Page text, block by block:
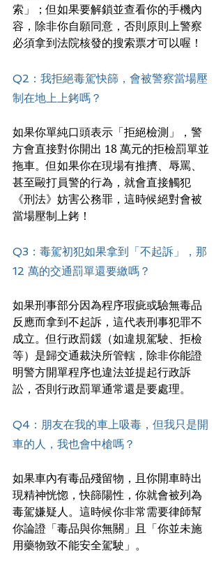
索」；但如果要解鎖並查看你的手機內
容，除非你自願同意，否則原則上警察
必須拿到法院核發的搜索票才可以喔！
Q2：我拒絕毒駕快篩，會被警察當場壓
制在地上上銬嗎？
如果你單純口頭表示「拒絕檢測」，警
方會直接對你開出 18 萬元的拒檢罰單並
拖車。但如果你在現場有推擠、辱罵、
甚至毆打員警的行為，就會直接觸犯
《刑法》妨害公務罪，這時候絕對會被
當場壓制上銬！
Q3：毒駕初犯如果拿到「不起訴」，那
12 萬的交通罰單還要繳嗎？
如果刑事部分因為程序瑕疵或驗無毒品
反應而拿到不起訴，這代表刑事犯罪不
成立。但行政罰鍰（如違規駕駛、拒檢
等）是歸交通裁決所管轄，除非你能證
明警方開單程序也違法並提起行政訴
訟，否則行政罰單通常還是要處理。
Q4：朋友在我的車上吸毒，但我只是開
車的人，我也會中槍嗎？
如果車內有毒品殘留物，且你開車時出
現精神恍惚，快篩陽性，你就會被列為
毒駕嫌疑人。這時候你非常需要律師幫
你論證「毒品與你無關」且「你並未施
用藥物致不能安全駕駛」。